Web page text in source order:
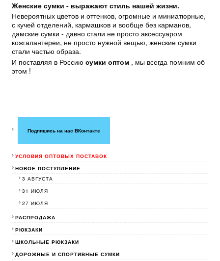
Женские сумки - выражают стиль нашей жизни.
Невероятных цветов и оттенков, огромные и миниатюрные,
с кучей отделений, кармашков и вообще без карманов,
дамские сумки - давно стали не просто аксессуаром
кожгалантереи, не просто нужной вещью, женские сумки
стали частью образа.
И поставляя в Россию сумки оптом , мы всегда помним об
этом !
Подпишись на нас ВКонтакте
УСЛОВИЯ ОПТОВЫХ ПОСТАВОК
НОВОЕ ПОСТУПЛЕНИЕ
3 АВГУСТА
31 ИЮЛЯ
27 ИЮЛЯ
РАСПРОДАЖА
РЮКЗАКИ
ШКОЛЬНЫЕ РЮКЗАКИ
ДОРОЖНЫЕ И СПОРТИВНЫЕ СУМКИ